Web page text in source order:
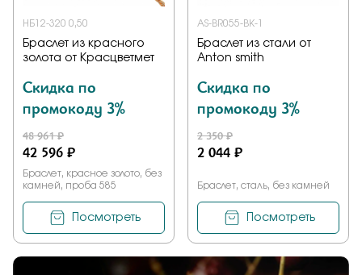
НБ12-320 0,50
Браслет из красного
золота от Красцветмет
Скидка по
промокоду 3%
48 961 ₽
42 596 ₽
Браслет, красное золото, без
камней, проба 585
Посмотреть
AS-BR055-BK-1
Браслет из стали от
Anton smith
Скидка по
промокоду 3%
2 350 ₽
2 044 ₽
Браслет, сталь, без камней
Посмотреть